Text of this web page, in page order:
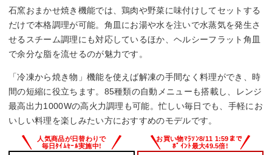
–
サイズ
幅480x高さ350x奥行390(ハンドル含む443)mm
石窯おまかせ焼き機能では、鶏肉や野菜に味付けしてセットする
だけで本格調理が可能。角皿にお湯や水を注いで水蒸気を発生さ
せるスチーム調理にも対応しているほか、ヘルシーフラット角皿
で余分な脂を流せるのが魅力です。
「冷凍から焼き物」機能を使えば解凍の手間なく料理ができ、時
間の短縮に役立ちます。85種類の自動メニューも搭載し、レンジ
最高出力1000Wの高火力調理も可能。忙しい毎日でも、手軽にお
いしい料理を楽しみたい方におすすめのモデルです。